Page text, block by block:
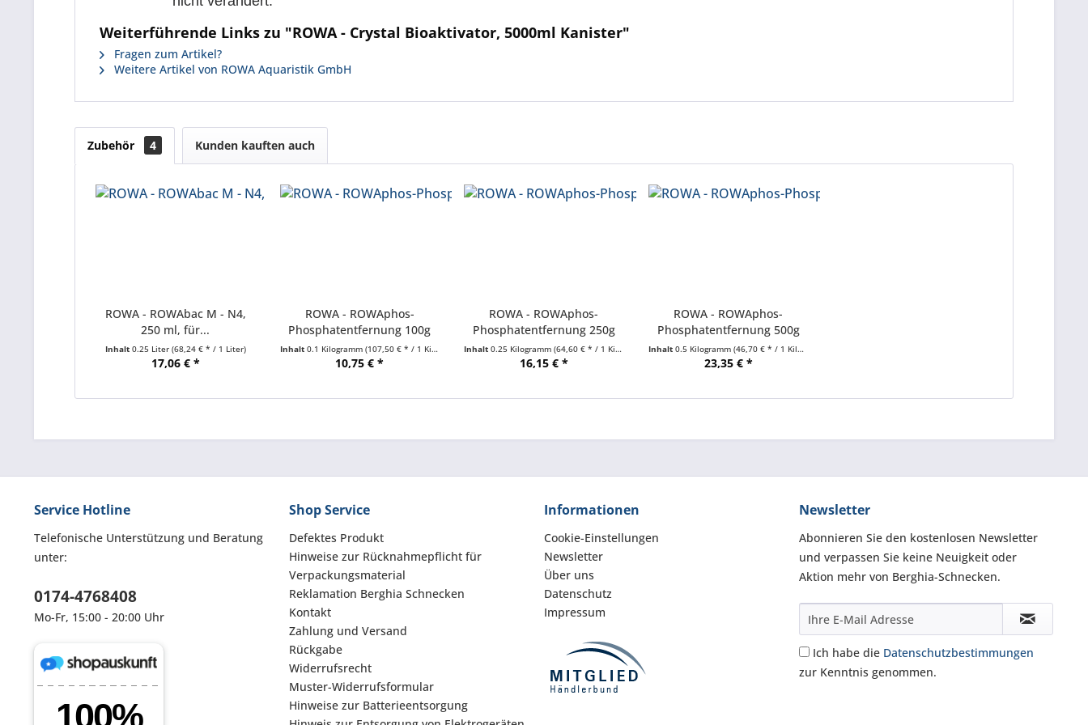
Weiterführende Links zu "ROWA - Crystal Bioaktivator, 5000ml Kanister"
Fragen zum Artikel?
Weitere Artikel von ROWA Aquaristik GmbH
Zubehör 4 Kunden kauften auch
ROWA - ROWAbac M - N4,
250 ml, für...
Inhalt 0.25 Liter (68,24 € * / 1 Liter)
17,06 € *
ROWA - ROWAphos-
Phosphatentfernung 100g
Dose
Inhalt 0.1 Kilogramm (107,50 € * / 1 Kilogramm)
10,75 € *
ROWA - ROWAphos-
Phosphatentfernung 250g
Dose
Inhalt0.25 Kilogramm(64,60 € * / 1 Kilogramm)
16,15 € *
ROWA - ROWAphos-
Phosphatentfernung 500g
Dose
Inhalt 0.5 Kilogramm (46,70 € * / 1 Kilogramm)
23,35 € *
Service Hotline
Telefonische Unterstützung und Beratung
unter:
0174-4768408
Mo-Fr, 15:00 - 20:00 Uhr
Shop Service
Defektes Produkt
Hinweise zur Rücknahmepflicht für
Verpackungsmaterial
Reklamation Berghia Schnecken
Kontakt
Zahlung und Versand
Rückgabe
Widerrufsrecht
Muster-Widerrufsformular
Hinweise zur Batterieentsorgung
Informationen
Cookie-Einstellungen
Newsletter
Über uns
Datenschutz
Impressum
Newsletter
Abonnieren Sie den kostenlosen Newsletter
und verpassen Sie keine Neuigkeit oder
Aktion mehr von Berghia-Schnecken.
Ich habe die Datenschutzbestimmungen
zur Kenntnis genommen.